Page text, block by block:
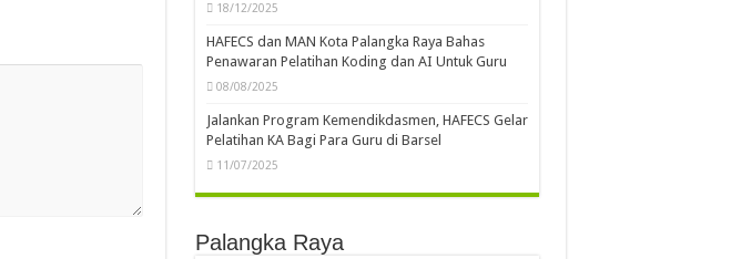
18/12/2025
HAFECS dan MAN Kota Palangka Raya Bahas
Penawaran Pelatihan Koding dan AI Untuk Guru
08/08/2025
Jalankan Program Kemendikdasmen, HAFECS Gelar
Pelatihan KA Bagi Para Guru di Barsel
11/07/2025
Palangka Raya